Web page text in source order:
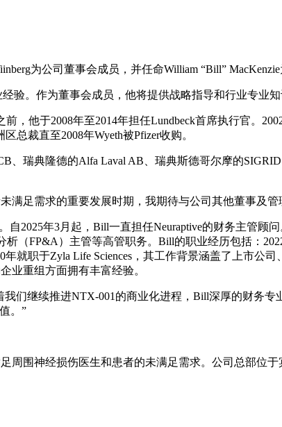
为公司董事会成员，并任命William “Bill” MacKenzie
。作为董事会成员，他将提供战略指导和行业专业
，他于2008年至2014年担任Lundbeck首席执行官。
总裁直至2008年Wyeth被Pfizer收购。
瑞典隆德的Alfa Laval AB、瑞典斯德哥尔摩的SIGRID
满足需求的重要发展时期，我期待与公司其他董事及
2025年3月起，Bill一直担任Neuraptive的财务主管顾
FP&A）主管等高管职务。Bill的职业经历包括：2022
年就职于Zyla Life Sciences，其工作背景涵盖了上市公
业重组方面拥有丰富经验。
们继续推进NTX-001的商业化进程，Bill深厚的财务专
。”
周围神经损伤医生和患者的未满足需求。公司总部位